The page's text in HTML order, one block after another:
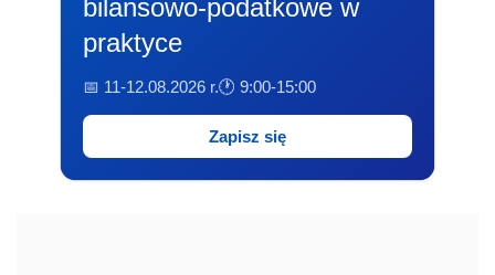
bilansowo-podatkowe w
praktyce
📅 11-12.08.2026 r.🕐 9:00-15:00
Zapisz się